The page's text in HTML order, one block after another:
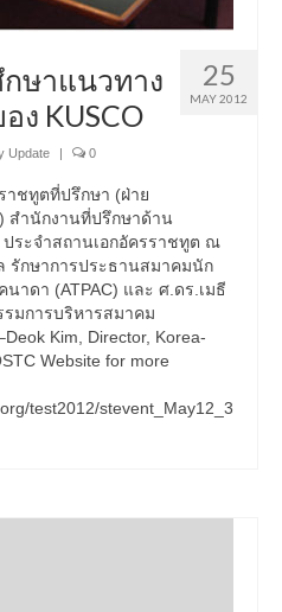
25
MAY 2012
ษาแนวทาง
ง KUSCO
Update 0
าชทูตที่ปรึกษา (ฝ่าย
สำนักงานที่ปรึกษาด้าน
ระจำสถานเอกอัครราชทูต ณ
รักษาการประธานสมาคมนัก
าดา (ATPAC) และ ศ.ดร.เมธี
มการบริหารสมาคม
Kim, Director, Korea-
Website for more
test2012/stevent_May12_3